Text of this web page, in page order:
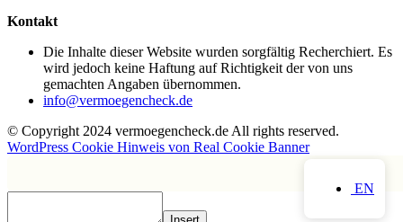
Kontakt
Die Inhalte dieser Website wurden sorgfältig Recherchiert. Es
wird jedoch keine Haftung auf Richtigkeit der von uns
gemachten Angaben übernommen.
info@vermoegencheck.de
© Copyright 2024 vermoegencheck.de All rights reserved.
EN
WordPress Cookie Hinweis von Real Cookie Banner